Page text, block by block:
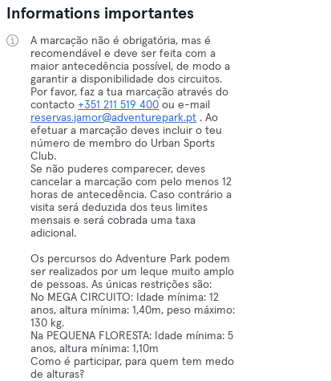
Informations importantes
A marcação não é obrigatória, mas é
recomendável e deve ser feita com a
maior antecedência possível, de modo a
garantir a disponibilidade dos circuitos.
Por favor, faz a tua marcação através do
contacto +351 211 519 400 ou e-mail
reservas.jamor@adventurepark.pt . Ao
efetuar a marcação deves incluir o teu
número de membro do Urban Sports
Club.
Se não puderes comparecer, deves
cancelar a marcação com pelo menos 12
horas de antecedência. Caso contrário a
visita será deduzida dos teus limites
mensais e será cobrada uma taxa
adicional.
Os percursos do Adventure Park podem
ser realizados por um leque muito amplo
de pessoas. As únicas restrições são:
No MEGA CIRCUITO: Idade mínima: 12
anos, altura mínima: 1,40m, peso máximo:
130 kg.
Na PEQUENA FLORESTA: Idade mínima: 5
anos, altura mínima: 1,10m
Como é participar, para quem tem medo
de alturas?